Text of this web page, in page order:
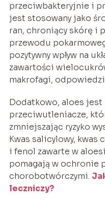
przeciwbakteryjnie i
jest stosowany jako
ran, chroniący skórę i
przewodu
pozytywny wpływ na
zawartości
makrofagi,
Dodatkowo, aloes jest
przeciwutleniacze,
zmniejszając ryzyko
Kwas salicylowy, kwas
i fenol zawarte w
pomagają w ochronie
chorobotwórczymi.
leczniczy?